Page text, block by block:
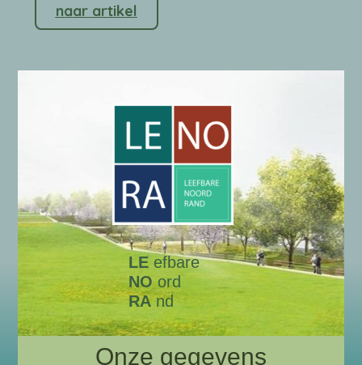
naar artikel
LE efbare
NOord
RAnd
Onze gegevens